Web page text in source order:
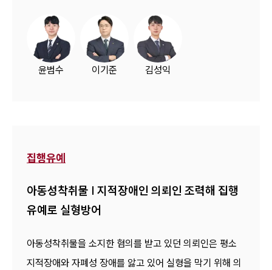
윤범수 이기준 김성익
집행유예
아동성착취물 | 지적장애인 의뢰인 조력해 집행
유예로 실형방어
아동성착취물을 소지한 혐의를 받고 있던 의뢰인은 평소
지적장애와 자폐성 장애를 앓고 있어 실형을 막기 위해 의